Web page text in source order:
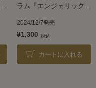
ラム『エンジェリックラ
＞
2024/12/7発売
¥1,300
カートに入れる